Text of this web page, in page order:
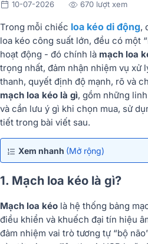
10-07-2026 670 lượt xem
Trong mỗi chiếc loa kéo di động,
loa kéo công suất lớn, đều có một
hoạt động - đó chính là mạch loa
trọng nhất, đảm nhận nhiệm vụ xử
thanh, quyết định độ mạnh, rõ và
mạch loa kéo là gì, gồm những
và cần lưu ý gì khi chọn mua, sử
tiết trong bài viết sau.
Xem nhanh (Mở rộng)
1. Mạch loa kéo là gì?
Mạch loa kéo là hệ thống bảng
điều khiển và khuếch đại tín hiệu
đảm nhiệm vai trò tương tự “bộ